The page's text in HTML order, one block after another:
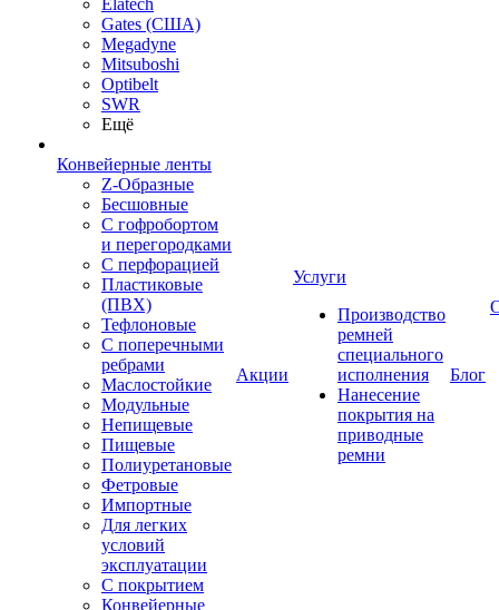
Gates (США)
Megadyne
Mitsuboshi
Optibelt
SWR
Ещё
Конвейерные ленты
Z-Образные
Бесшовные
С гофробортом
и перегородками
С перфорацией
Пластиковые
(ПВХ)
Тефлоновые
С поперечными
ребрами
Маслостойкие
Модульные
Непищевые
Пищевые
Полиуретановые
Фетровые
Импортные
Для легких
условий
эксплуатации
С покрытием
Конвейерные
Акции
Услуги
Производство
ремней
специального
исполнения
Нанесение
покрытия на
приводные
ремни
Блог